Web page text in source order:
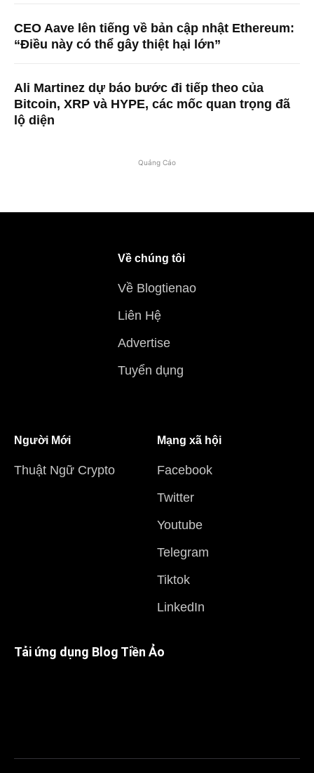
CEO Aave lên tiếng về bản cập nhật Ethereum:
“Điều này có thể gây thiệt hại lớn”
Ali Martinez dự báo bước đi tiếp theo của
Bitcoin, XRP và HYPE, các mốc quan trọng đã
lộ diện
Quảng Cáo
Về chúng tôi
Về Blogtienao
Liên Hệ
Advertise
Tuyển dụng
Người Mới
Thuật Ngữ Crypto
Mạng xã hội
Facebook
Twitter
Youtube
Telegram
Tiktok
LinkedIn
Tải ứng dụng Blog Tiền Ảo